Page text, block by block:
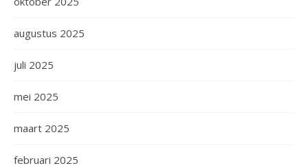
augustus 2025
juli 2025
mei 2025
maart 2025
februari 2025